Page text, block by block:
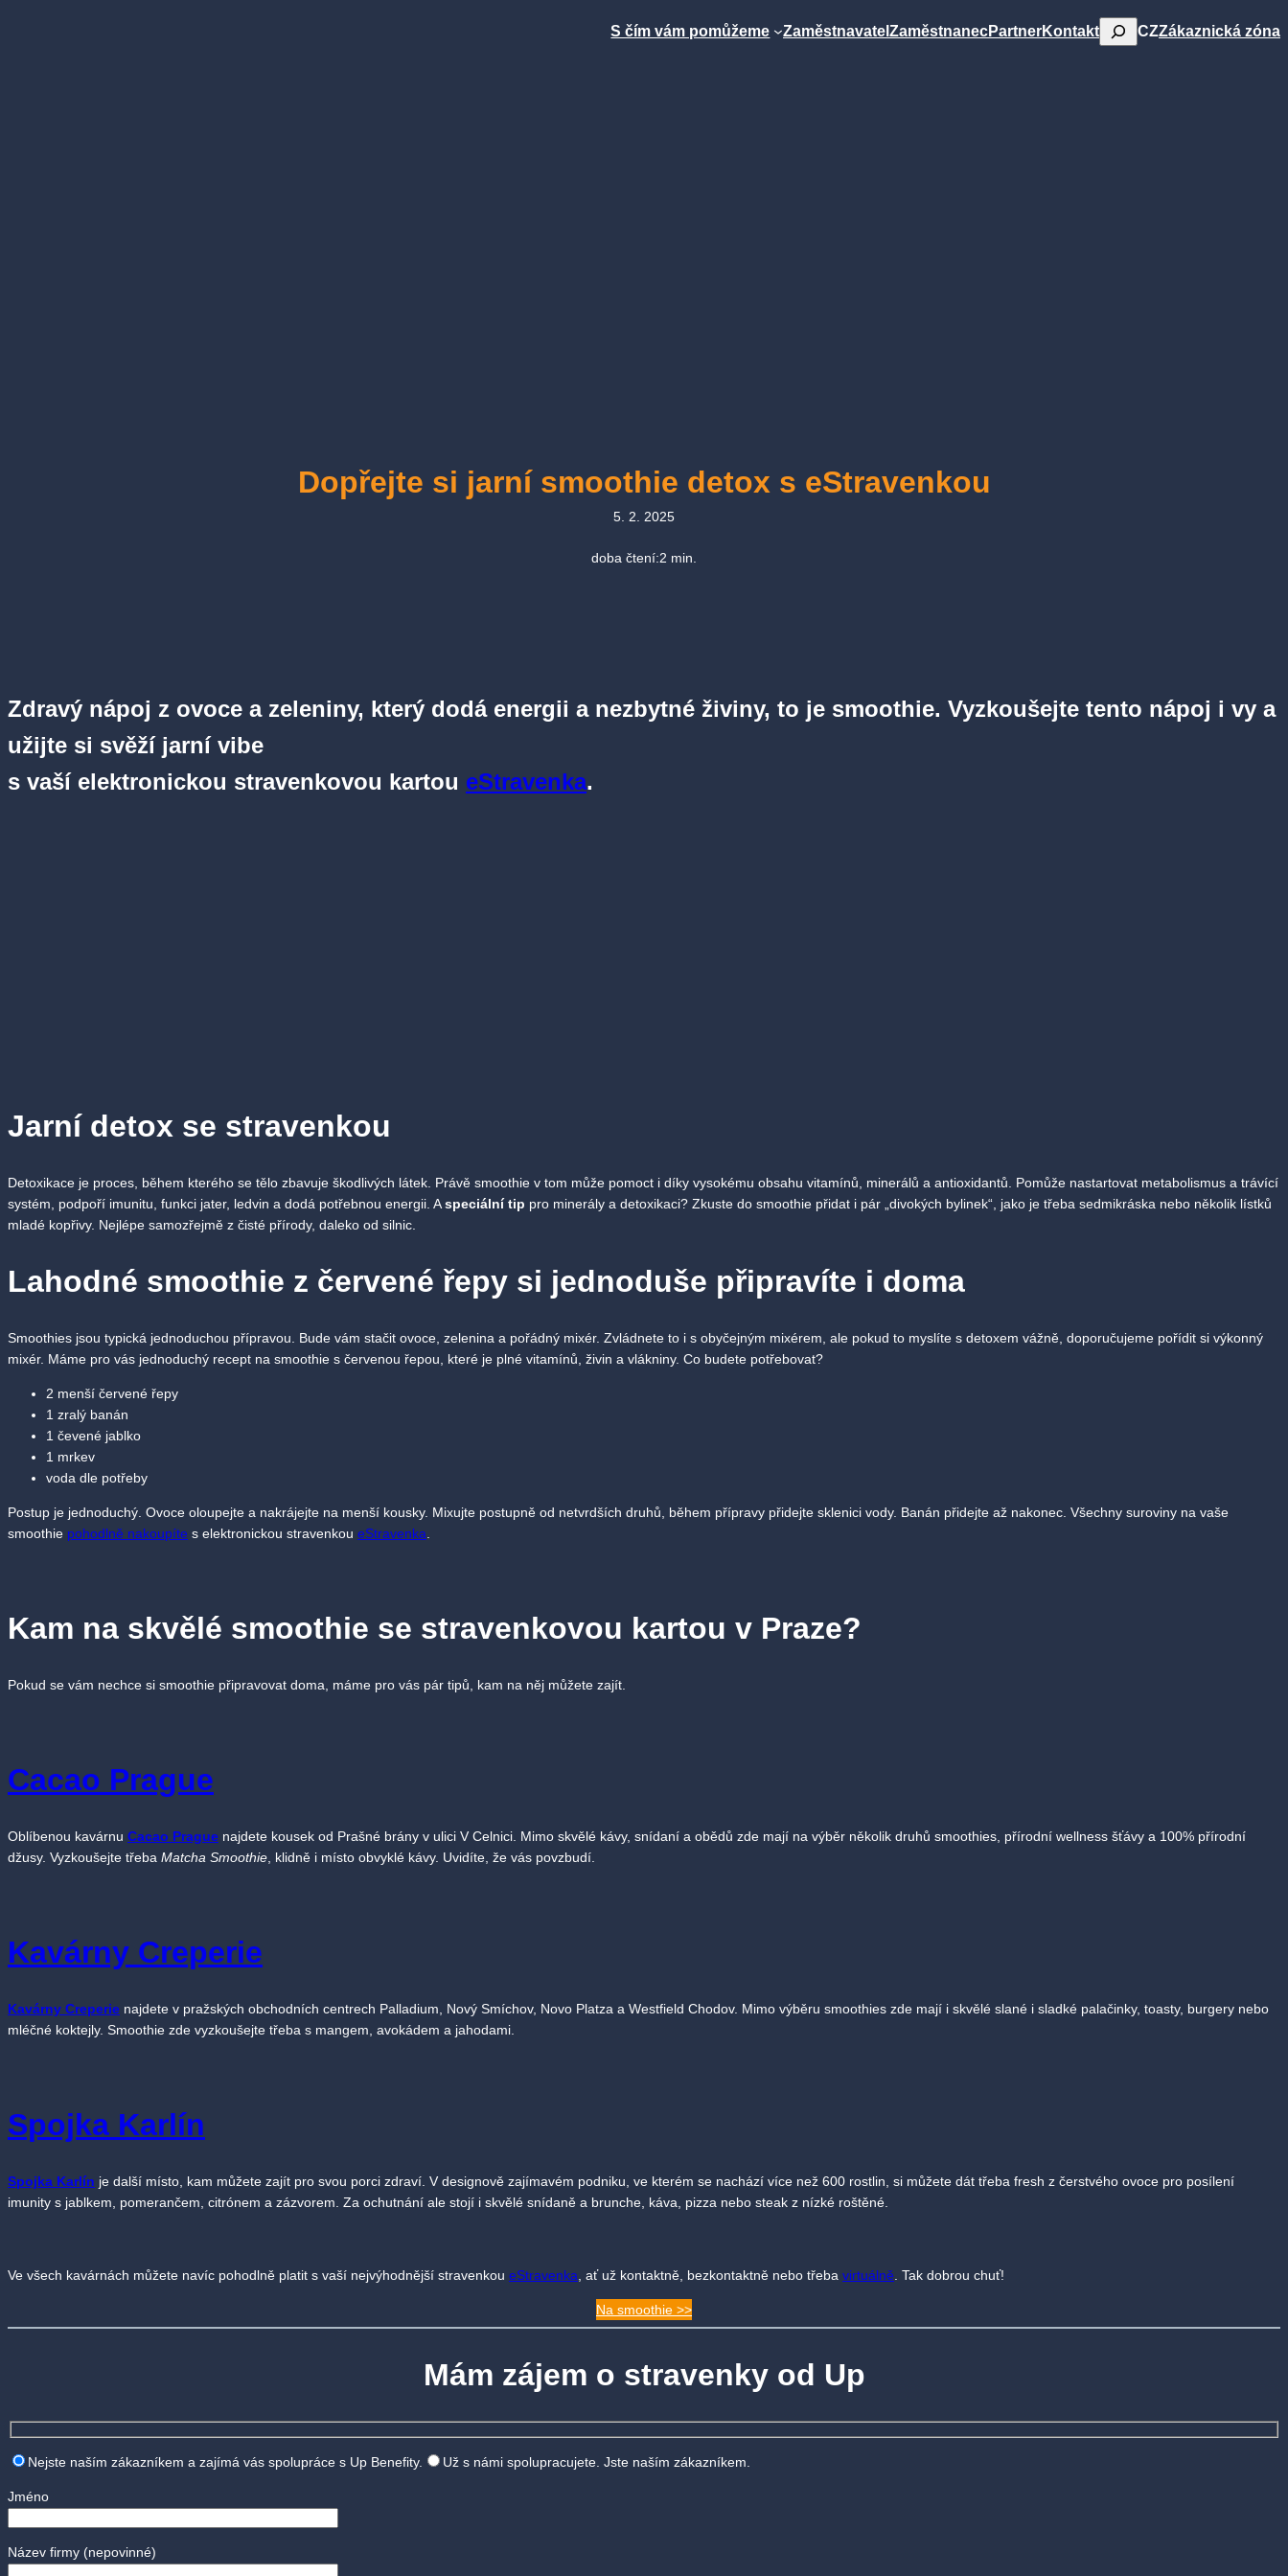
S čím vám pomůžeme Zaměstnavatel ZaměstnanecPartnerKontaktHledatCZZákaznická zóna
Dopřejte si jarní smoothie detox s eStravenkou
5. 2. 2025
doba čtení:2 min.
Zdravý nápoj z ovoce a zeleniny, který dodá energii a nezbytné živiny, to je smoothie. Vyzkoušejte tento nápoj i vy a
užijte si svěží jarní vibe
s vaší elektronickou stravenkovou kartou eStravenka.
Jarní detox se stravenkou
Detoxikace je proces, během kterého se tělo zbavuje škodlivých látek. Právě smoothie v tom může pomoct i díky vysokému obsahu vitamínů, minerálů a antioxidantů. Pomůže nastartovat metabolismus a trávící
systém, podpoří imunitu, funkci jater, ledvin a dodá potřebnou energii. Aspeciální tip pro minerály a detoxikaci? Zkuste do smoothie přidat i pár „divokých bylinek“, jako je třeba sedmikráska nebo několik lístků
mladé kopřivy. Nejlépe samozřejmě z čisté přírody, daleko od silnic.
Lahodné smoothie z červené řepy si jednoduše připravíte i doma
Smoothies jsou typická jednoduchou přípravou. Bude vám stačit ovoce, zelenina a pořádný mixér. Zvládnete to i s obyčejným mixérem, ale pokud to myslíte s detoxem vážně, doporučujeme pořídit si výkonný
mixér. Máme pro vás jednoduchý recept na smoothie s červenou řepou, které je plné vitamínů, živin a vlákniny. Co budete potřebovat?
2 menší červené řepy
1 zralý banán
1 čevené jablko
1 mrkev
voda dle potřeby
Postup je jednoduchý. Ovoce oloupejte a nakrájejte na menší kousky. Mixujte postupně od netvrdších druhů, během přípravy přidejte sklenici vody. Banán přidejte až nakonec. Všechny suroviny na vaše
smoothie pohodlně nakoupíte s elektronickou stravenkou eStravenka
Kam na skvělé smoothie se stravenkovou kartou v Praze?
Pokud se vám nechce si smoothie připravovat doma, máme pro vás pár tipů, kam na něj můžete zajít.
Cacao Prague
Oblíbenou kavárnu Cacao Prague najdete kousek od Prašné brány v ulici V Celnici. Mimo skvělé kávy, snídaní a obědů zde mají na výběr několik druhů smoothies, přírodní wellness šťávy a 100% přírodní
džusy. Vyzkoušejte třeba Matcha Smoothie , klidně i místo obvyklé kávy. Uvidíte, že vás povzbudí.
Kavárny Creperie
Kavárny Creperie najdete v pražských obchodních centrech Palladium, Nový Smíchov, Novo Platza a Westfield Chodov. Mimo výběru smoothies zde mají i skvělé slané i sladké palačinky, toasty, burgery nebo
mléčné koktejly. Smoothie zde vyzkoušejte třeba s mangem, avokádem a jahodami.
Spojka Karlín
Spojka Karlín je další místo, kam můžete zajít pro svou porci zdraví. V designově zajímavém podniku, ve kterém se nachází více než 600 rostlin, si můžete dát třeba fresh z čerstvého ovoce pro posílení
imunity s jablkem, pomerančem, citrónem a zázvorem. Za ochutnání ale stojí i skvělé snídaně a brunche, káva, pizza nebo steak z nízké roštěné.
Ve všech kavárnách můžete navíc pohodlně platit s vaší nejvýhodnější stravenkou eStravenka , ať už kontaktně, bezkontaktně nebo třeba virtuálně . Tak dobrou chuť!
Na smoothie >>
Mám zájem o stravenky od Up
Nejste naším zákazníkem a zajímá vás spolupráce s Up Benefity. Už s námi spolupracujete. Jste naším zákazníkem.
Jméno
Název firmy (nepovinné)